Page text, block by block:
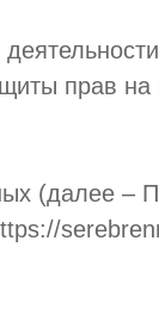
прав на
(далее –